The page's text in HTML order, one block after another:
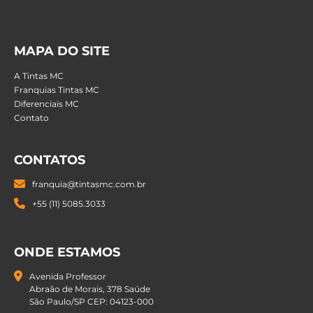
MAPA DO SITE
A Tintas MC
Franquias Tintas MC
Diferenciais MC
Contato
CONTATOS
franquia@tintasmc.com.br
+55 (11) 5085.3033
ONDE ESTAMOS
Avenida Professor
Abraão de Morais, 378 Saúde
São Paulo/SP CEP: 04123-000